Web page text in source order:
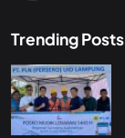
Trending Posts